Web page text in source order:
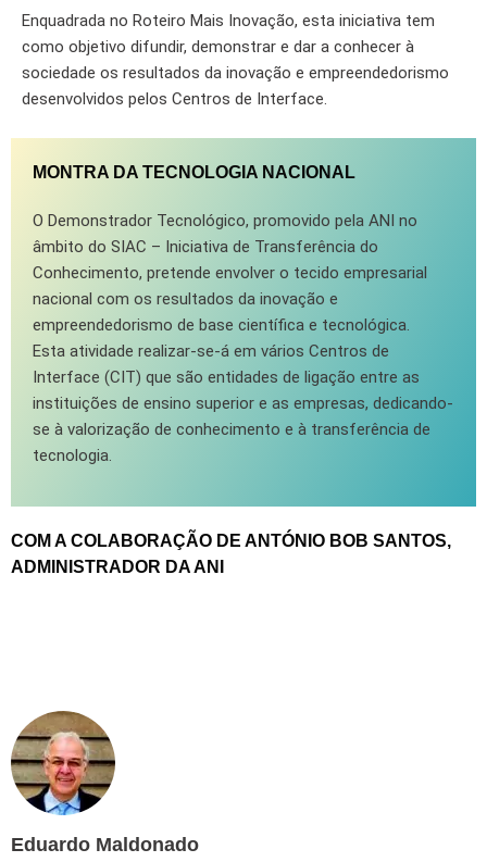
Enquadrada no Roteiro Mais Inovação, esta iniciativa tem
como objetivo difundir, demonstrar e dar a conhecer à
sociedade os resultados da inovação e empreendedorismo
desenvolvidos pelos Centros de Interface.
MONTRA DA TECNOLOGIA NACIONAL
O Demonstrador Tecnológico, promovido pela ANI no
âmbito do SIAC – Iniciativa de Transferência do
Conhecimento, pretende envolver o tecido empresarial
nacional com os resultados da inovação e
empreendedorismo de base científica e tecnológica.
Esta atividade realizar-se-á em vários Centros de
Interface (CIT) que são entidades de ligação entre as
instituições de ensino superior e as empresas, dedicando-
se à valorização de conhecimento e à transferência de
tecnologia.
COM A COLABORAÇÃO DE ANTÓNIO BOB SANTOS,
ADMINISTRADOR DA ANI
Eduardo Maldonado